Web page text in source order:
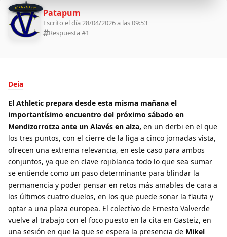
BOLILLA 2026 Patapum
Escrito el día 28/04/2026 a las 09:53
Respuesta #1
Deia
El Athletic prepara desde esta misma mañana el
importantísimo encuentro del próximo sábado en
Mendizorrotza ante un Alavés en alza, en un derbi en el que
los tres puntos, con el cierre de la liga a cinco jornadas vista,
ofrecen una extrema relevancia, en este caso para ambos
conjuntos, ya que en clave rojiblanca todo lo que sea sumar
se entiende como un paso determinante para blindar la
permanencia y poder pensar en retos más amables de cara a
los últimos cuatro duelos, en los que puede sonar la flauta y
optar a una plaza europea. El colectivo de Ernesto Valverde
vuelve al trabajo con el foco puesto en la cita en Gasteiz, en
una sesión en que la que se espera la presencia de Mikel